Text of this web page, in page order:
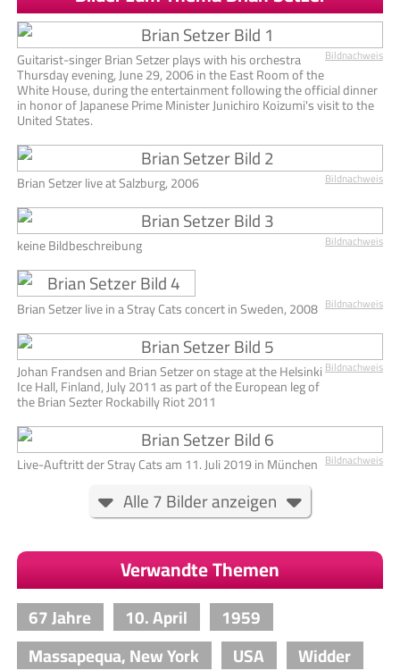
Bildnachweis
Guitarist-singer Brian Setzer plays with his orchestra
Thursday evening, June 29, 2006 in the East Room of the
White House, during the entertainment following the official dinner
in honor of Japanese Prime Minister Junichiro Koizumi's visit to the
United States.
Bildnachweis
Brian Setzer live at Salzburg, 2006
Bildnachweis
keine Bildbeschreibung
Bildnachweis
Brian Setzer live in a Stray Cats concert in Sweden, 2008
Bildnachweis
Johan Frandsen and Brian Setzer on stage at the Helsinki
Ice Hall, Finland, July 2011 as part of the European leg of
the Brian Sezter Rockabilly Riot 2011
Bildnachweis
Live-Auftritt der Stray Cats am 11. Juli 2019 in München
Alle 7 Bilder anzeigen
Verwandte Themen
67 Jahre 10. April
1959
Massapequa, New York
USA Widder